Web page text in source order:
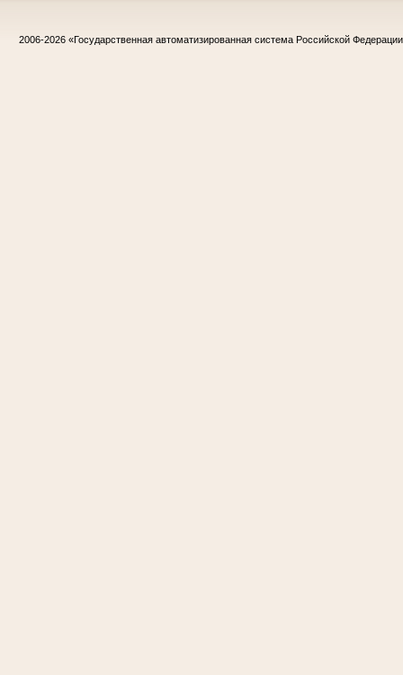
2006-2026 «Государственная автоматизированная система Российской